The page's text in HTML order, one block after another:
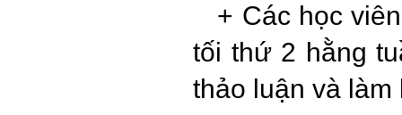
+ Các học
tối thứ 2 hằng
thảo luận và làm